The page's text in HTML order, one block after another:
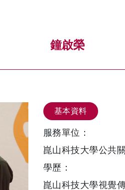
鐘啟榮
基本資料
服務單位：
崑山科技大學公共
學歷：
崑山科技大學視覺